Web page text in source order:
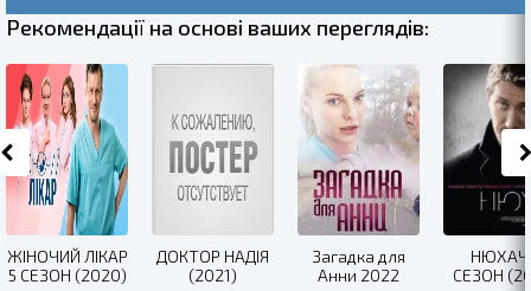
Рекомендації на основі ваших переглядів:
ЖІНОЧИЙ ЛІКАР
5 СЕЗОН (2020)
ДОКТОР НАДІЯ
(2021)
Загадка для
Анни 2022
НЮХАЧ
СЕЗОН